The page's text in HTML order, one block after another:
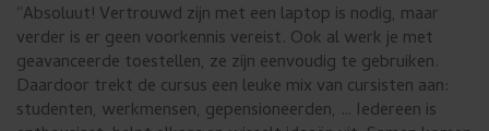
“Absoluut! Vertrouwd zijn met een laptop is nodig, maar
verder is er geen voorkennis vereist. Ook al werk je met
geavanceerde toestellen, ze zijn eenvoudig te gebruiken.
Daardoor trekt de cursus een leuke mix van cursisten aan:
studenten, werkmensen, gepensioneerden, … Iedereen is